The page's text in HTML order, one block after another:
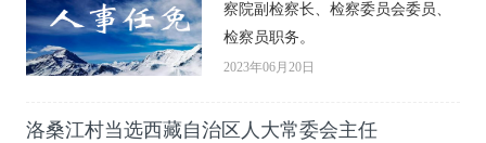
察院副检察长、检察委员会委员、
检察员职务。
2023年06月20日
洛桑江村当选西藏自治区人大常委会主任